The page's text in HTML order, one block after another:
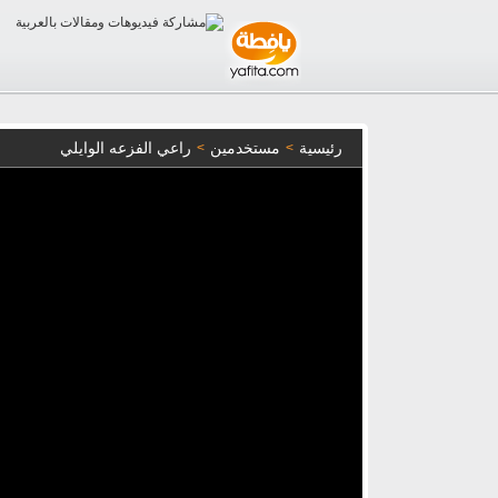
رئيسية > مستخدمين > راعي الفزعه الوايلي